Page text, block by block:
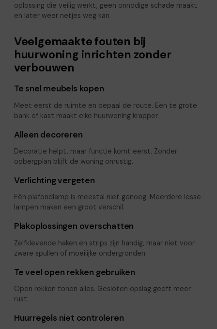
oplossing die veilig werkt, geen onnodige schade maakt
en later weer netjes weg kan.
Veelgemaakte fouten bij
huurwoning inrichten zonder
verbouwen
Te snel meubels kopen
Meet eerst de ruimte en bepaal de route. Een te grote
bank of kast maakt elke huurwoning krapper.
Alleen decoreren
Decoratie helpt, maar functie komt eerst. Zonder
opbergplan blijft de woning onrustig.
Verlichting vergeten
Eén plafondlamp is meestal niet genoeg. Meerdere losse
lampen maken een groot verschil.
Plakoplossingen overschatten
Zelfklevende haken en strips zijn handig, maar niet voor
zware spullen of moeilijke ondergronden.
Te veel open rekken gebruiken
Open rekken tonen alles. Gesloten opslag geeft meer
rust.
Huurregels niet controleren